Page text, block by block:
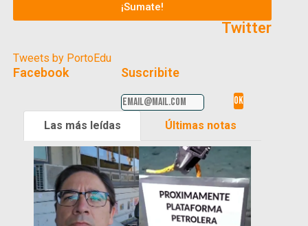
¡Sumate!
Twitter
Tweets by PortoEdu
Facebook Suscribite
Las más leídas Últimas notas